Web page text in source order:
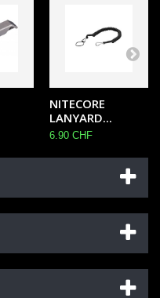
NITECORE
LANYARD...
6.90 CHF